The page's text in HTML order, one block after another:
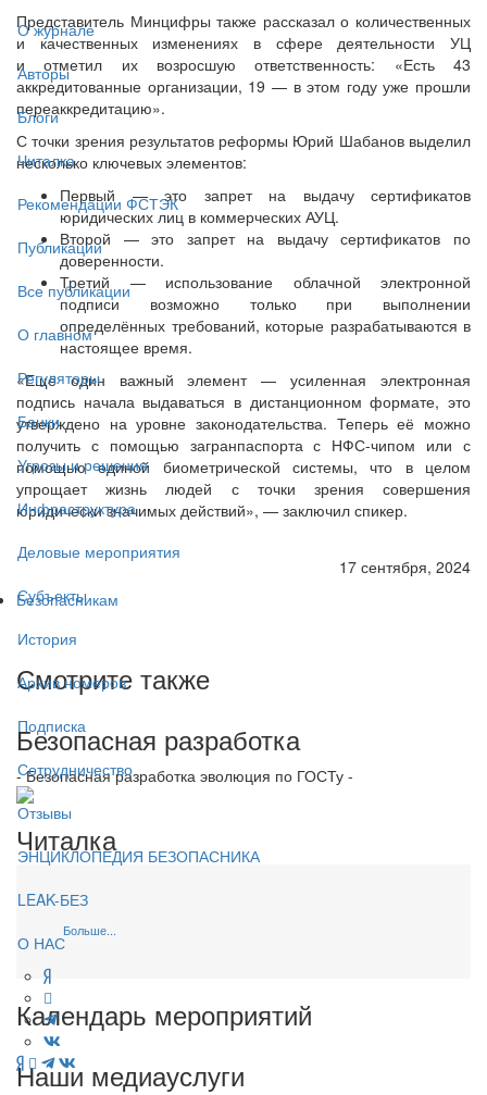
О журнале
Авторы
Блоги
Читалка
Рекомендации ФСТЭК
Публикации
Все публикации
О главном
Регуляторы
Банки
Угрозы и решения
Инфраструктура
Деловые мероприятия
Субъекты
История
Архив номеров
Подписка
Сотрудничество
Отзывы
ЭНЦИКЛОПЕДИЯ БЕЗОПАСНИКА
LEAK-БЕЗ
О НАС
Представитель Минцифры также рассказал о количественных
и качественных изменениях в сфере деятельности УЦ
и отметил их возросшую ответственность: «Есть 43
аккредитованные организации, 19 — в этом году уже прошли
переаккредитацию».
С точки зрения результатов реформы Юрий Шабанов выделил
несколько ключевых элементов:
Первый — это запрет на выдачу сертификатов
юридических лиц в коммерческих АУЦ.
Второй — это запрет на выдачу сертификатов по
доверенности.
Третий — использование облачной электронной
подписи возможно только при выполнении
определённых требований, которые разрабатываются в
настоящее время.
«Ещё один важный элемент — усиленная электронная
подпись начала выдаваться в дистанционном формате, это
утверждено на уровне законодательства. Теперь её можно
получить с помощью загранпаспорта с НФС-чипом или с
помощью единой биометрической системы, что в целом
упрощает жизнь людей с точки зрения совершения
юридически значимых действий», — заключил спикер.
17 сентября, 2024
Безопасникам
Смотрите также
Безопасная разработка
- Безопасная разработка эволюция по ГОСТу -
Читалка
Больше...
Календарь мероприятий
Наши медиауслуги